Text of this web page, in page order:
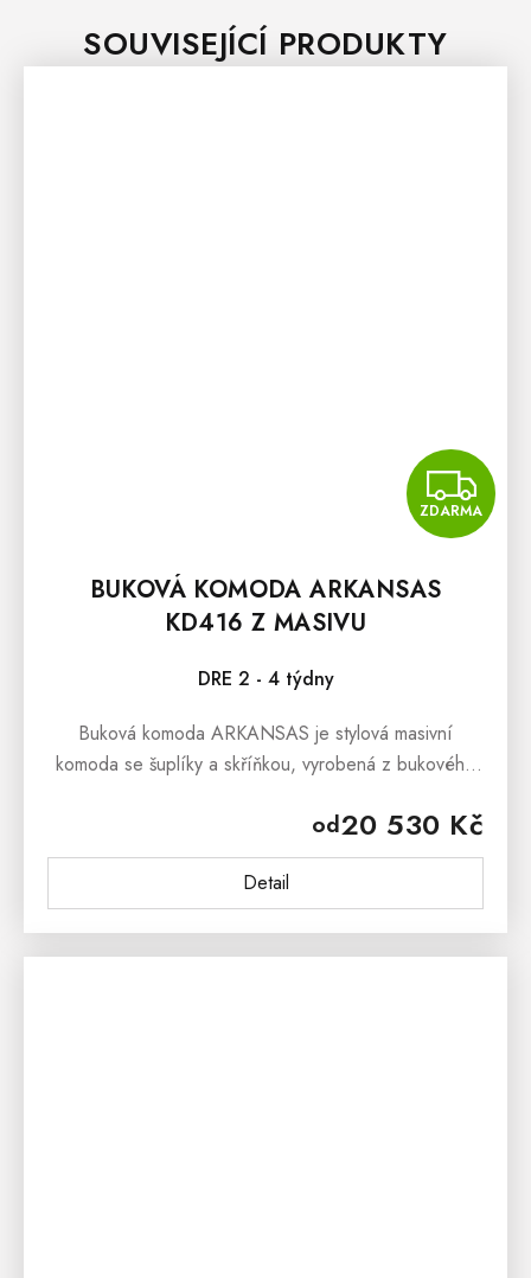
SOUVISEJÍCÍ PRODUKTY
ZDARMA
BUKOVÁ KOMODA ARKANSAS
KD416 Z MASIVU
DRE 2 - 4 týdny
od20 530 Kč
Detail
Buková komoda ARKANSAS je stylová masivní
komoda se šuplíky a skříňkou, vyrobená z bukového
množství výhod, kterou...